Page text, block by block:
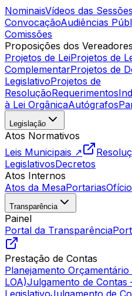
NominaisVídeos das
ConvocaçãoAudiências
Comissões
Proposições dos Vereadores
Projetos de LeiProjetos de
ComplementarProjetos de
LegislativoProjetos de
ResoluçãoRequerimentos
à Lei OrgânicaAutógrafos
Legislação
Atos Normativos
Leis Municipais ↗
LegislativosDecretos
Atos Internos
Atos da MesaPortarias
Transparência
Painel
Portal da Transparência
Prestação de Contas
Planejamento Orçamentário
LOA)Julgamento de
LegislativoJulgamento de